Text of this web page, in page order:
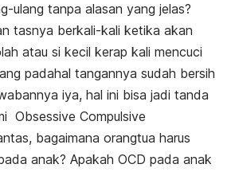
ulang tanpa alasan yang jelas?
tasnya berkali-kali ketika akan
atau si kecil kerap kali mencuci
padahal tangannya sudah bersih
iya, hal ini bisa jadi tanda
Obsessive Compulsive
bagaimana orangtua harus
anak? Apakah OCD pada anak